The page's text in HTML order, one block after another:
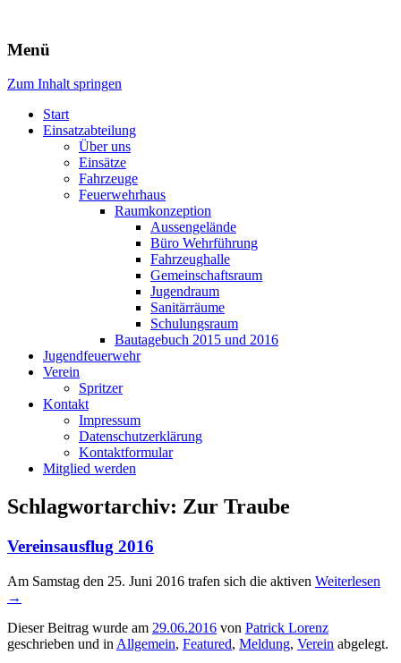
Freiwillige Feuerwehr Rodheim
v.d.H.
Menü
Zum Inhalt springen
Start
Einsatzabteilung
Über uns
Einsätze
Fahrzeuge
Feuerwehrhaus
Raumkonzeption
Aussengelände
Büro Wehrführung
Fahrzeughalle
Gemeinschaftsraum
Jugendraum
Sanitärräume
Schulungsraum
Bautagebuch 2015 und 2016
Jugendfeuerwehr
Verein
Spritzer
Kontakt
Impressum
Datenschutzerklärung
Kontaktformular
Mitglied werden
Schlagwortarchiv: Zur Traube
Vereinsausflug 2016
Am Samstag den 25. Juni 2016 trafen sich die aktiven Weiterlesen
→
Dieser Beitrag wurde am 29.06.2016 von Patrick Lorenz
geschrieben und in Allgemein, Featured, Meldung, Verein abgelegt.